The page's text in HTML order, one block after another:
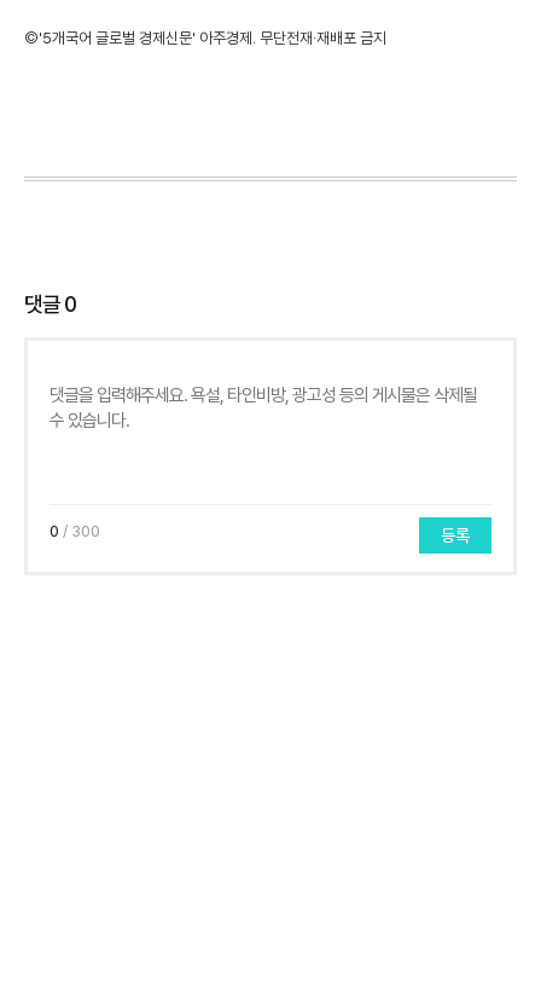
©'5개국어 글로벌 경제신문' 아주경제. 무단전재·재배포 금지
댓글0
0 / 300 등록